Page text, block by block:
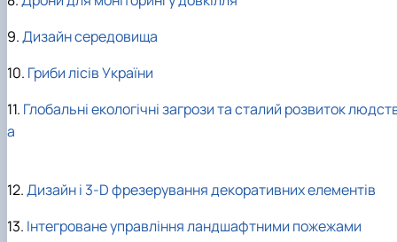
9.Дизайн середовища
10. Гриби лісів України
11. Глобальні екологічні загрози та сталий розвиток
а
12.Дизайн і 3-D фрезерування декоративних елементів
13. Інтегроване управління ландшафтними пожежами